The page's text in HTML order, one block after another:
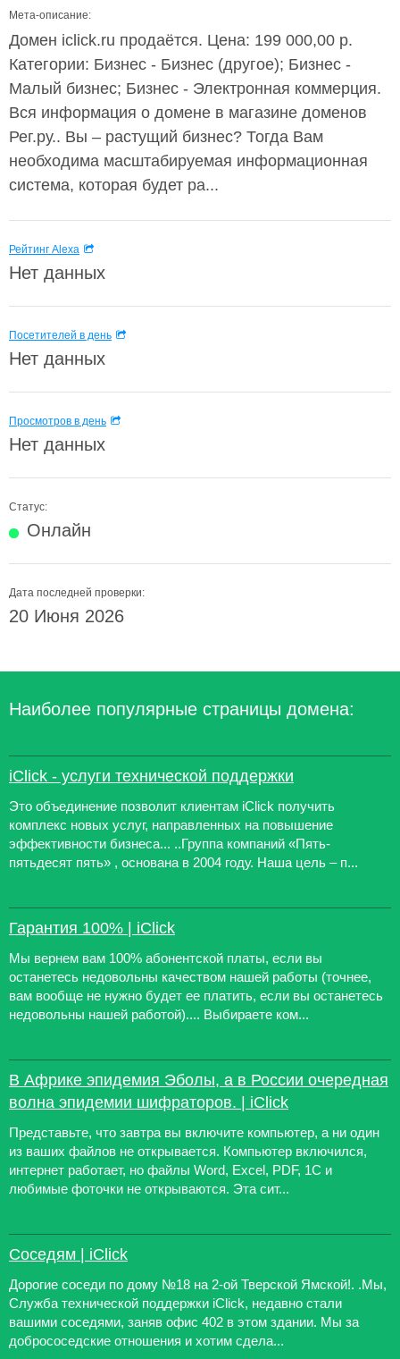
Мета-описание:
Домен iclick.ru продаётся. Цена: 199 000,00 р.
Категории: Бизнес - Бизнес (другое); Бизнес -
Малый бизнес; Бизнес - Электронная коммерция.
Вся информация о домене в магазине доменов
Рег.ру.. Вы – растущий бизнес? Тогда Вам
необходима масштабируемая информационная
система, которая будет ра...
Рейтинг Alexa
Нет данных
Посетителей в день
Нет данных
Просмотров в день
Нет данных
Статус:
Онлайн
Дата последней проверки:
20 Июня 2026
Наиболее популярные страницы домена:
iClick - услуги технической поддержки
Это объединение позволит клиентам iClick получить
комплекс новых услуг, направленных на повышение
эффективности бизнеса... ..Группа компаний «Пять-
пятьдесят пять» , основана в 2004 году. Наша цель – п...
Гарантия 100% | iClick
Мы вернем вам 100% абонентской платы, если вы
останетесь недовольны качеством нашей работы (точнее,
вам вообще не нужно будет ее платить, если вы останетесь
недовольны нашей работой).... Выбираете ком...
В Африке эпидемия Эболы, а в России очередная
волна эпидемии шифраторов. | iClick
Представьте, что завтра вы включите компьютер, а ни один
из ваших файлов не открывается. Компьютер включился,
интернет работает, но файлы Word, Excel, PDF, 1С и
любимые фоточки не открываются. Эта сит...
Соседям | iClick
Дорогие соседи по дому №18 на 2-ой Тверской Ямской!. .Мы,
Служба технической поддержки iClick, недавно стали
вашими соседями, заняв офис 402 в этом здании. Мы за
добрососедские отношения и хотим сдела...